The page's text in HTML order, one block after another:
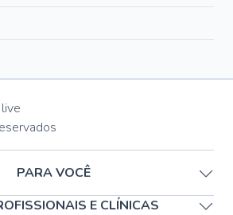
live
PARA VOCÊ
E CLÍNICAS